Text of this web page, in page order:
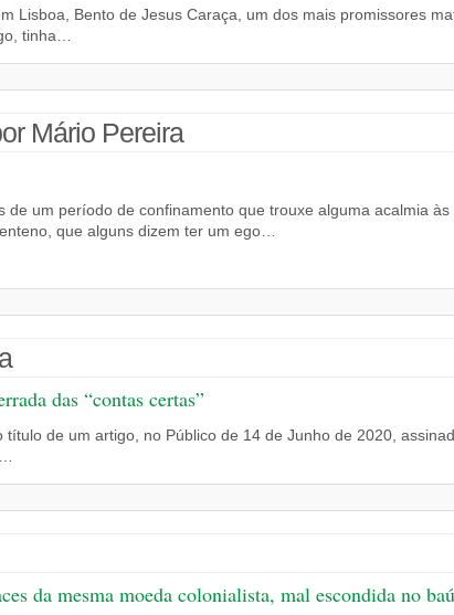
Lisboa, Bento de Jesus Caraça, um dos mais promissores
tinha…
Mário Pereira
de um período de confinamento que trouxe alguma acalmia
que alguns dizem ter um ego…
das “contas certas”
título de um artigo, no Público de 14 de Junho de 2020,
da mesma moeda colonialista, mal escondida no